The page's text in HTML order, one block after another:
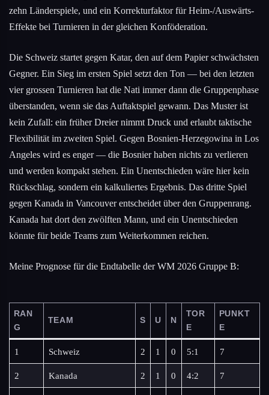
zehn Länderspiele, und ein Korrekturfaktor für Heim-/Auswärts-
Effekte bei Turnieren in der gleichen Konföderation.
Die Schweiz startet gegen Katar, den auf dem Papier schwächsten
Gegner. Ein Sieg im ersten Spiel setzt den Ton — bei den letzten
vier grossen Turnieren hat die Nati immer dann die Gruppenphase
überstanden, wenn sie das Auftaktspiel gewann. Das Muster ist
kein Zufall: ein früher Dreier nimmt Druck und erlaubt taktische
Flexibilität im zweiten Spiel. Gegen Bosnien-Herzegowina in Los
Angeles wird es enger — die Bosnier haben nichts zu verlieren
und werden kompakt stehen. Ein Unentschieden wäre hier kein
Rückschlag, sondern ein kalkuliertes Ergebnis. Das dritte Spiel
gegen Kanada in Vancouver entscheidet über den Gruppenrang.
Kanada hat dort den zwölften Mann, und ein Unentschieden
könnte für beide Teams zum Weiterkommen reichen.
Meine Prognose für die Endtabelle der WM 2026 Gruppe B:
RAN
G
TEAM S U N
TOR
E
PUNKT
E
1 Schweiz 2 1 0 5:1 7
2 Kanada 2 1 0 4:2 7